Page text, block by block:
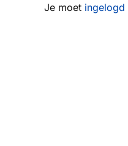
Je moet ingelogd